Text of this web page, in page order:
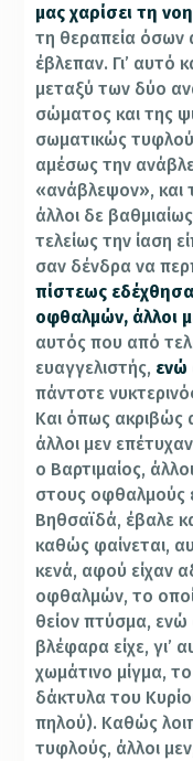
μας χαρίσει τη
τη θεραπεία
έβλεπαν. Γι’ αυτό
μεταξύ των δύο
σώματος και της
σωματικώς
αμέσως την
«ανάβλεψον», και
άλλοι δε
τελείως την ίαση
σαν δένδρα να
πίστεως
οφθαλμών, άλλοι
αυτός που από
ευαγγελιστής, ενώ
πάντοτε
Και όπως ακριβώς
άλλοι μεν
ο Βαρτιμαίος,
στους οφθαλμούς
Βηθσαϊδά, έβαλε
καθώς φαίνεται,
κενά, αφού είχαν
οφθαλμών, το
θείον πτύσμα,
βλέφαρα είχε, γι’
χωμάτινο μίγμα,
δάκτυλα του
πηλού). Καθώς
τυφλούς, άλλοι